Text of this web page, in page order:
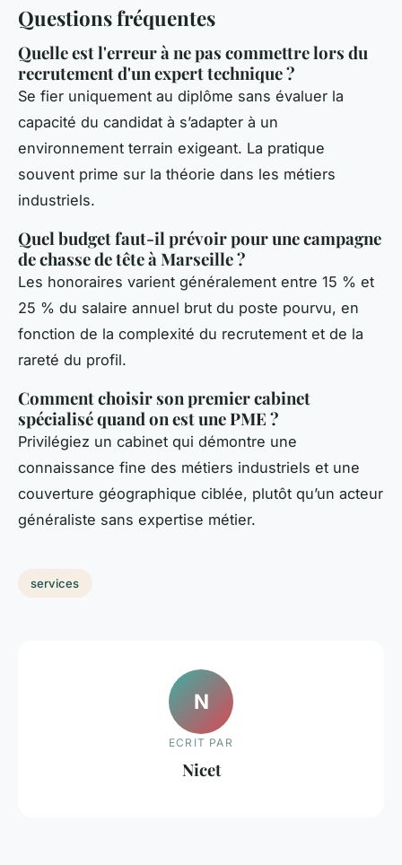
Questions fréquentes
Quelle est l'erreur à ne pas commettre lors du
recrutement d'un expert technique ?
Se fier uniquement au diplôme sans évaluer la
capacité du candidat à s’adapter à un
environnement terrain exigeant. La pratique
souvent prime sur la théorie dans les métiers
industriels.
Quel budget faut-il prévoir pour une campagne
de chasse de tête à Marseille ?
Les honoraires varient généralement entre 15 % et
25 % du salaire annuel brut du poste pourvu, en
fonction de la complexité du recrutement et de la
rareté du profil.
Comment choisir son premier cabinet
spécialisé quand on est une PME ?
Privilégiez un cabinet qui démontre une
connaissance fine des métiers industriels et une
couverture géographique ciblée, plutôt qu’un acteur
généraliste sans expertise métier.
services
N
ECRIT PAR
Nicet